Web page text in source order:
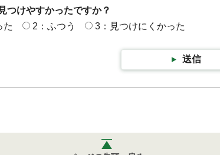
つけやすかったですか？
た
2：ふつう 3：見つけにくかった
送信